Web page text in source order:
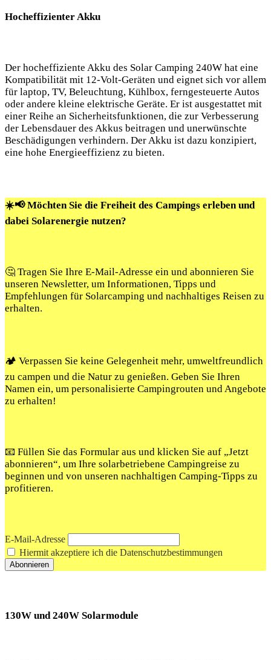
Hocheffizienter Akku
Der hocheffiziente Akku des Solar Camping 240W hat eine
Kompatibilität mit ‍12-Volt-Geräten und eignet sich vor allem
für laptop, TV, Beleuchtung, ⁤Kühlbox, ferngesteuerte Autos
oder andere kleine ‍elektrische ⁢Geräte. Er ist ausgestattet mit
einer Reihe‌ an Sicherheitsfunktionen, die zur Verbesserung⁢
der Lebensdauer des ⁢Akkus beitragen und ‍unerwünschte⁤
Beschädigungen verhindern.‍ Der ​Akku ⁤ist dazu konzipiert,
eine hohe Energieeffizienz zu⁤ bieten.
☀️📢 Möchten Sie die Freiheit des Campings erleben und
dabei Solarenergie nutzen?
🤔 Tragen Sie Ihre E-Mail-Adresse ein und abonnieren Sie
unseren Newsletter, um Informationen, Tipps und
Empfehlungen für Solarcamping und nachhaltiges Reisen zu
erhalten.
🏕️ Verpassen Sie keine Gelegenheit mehr, umweltfreundlich
zu campen und die Natur zu genießen. Geben Sie Ihren
Namen ein, um personalisierte Campingrouten und Angebote
zu erhalten!
📧 Füllen Sie das Formular aus und klicken Sie auf „Jetzt
abonnieren“, um Ihre solarbetriebene Campingreise zu
beginnen und von unseren nachhaltigen Camping-Tipps zu
profitieren.
E-Mail-Adresse
Hiermit akzeptiere ich die Datenschutzbestimmungen
130W und 240W Solarmodule